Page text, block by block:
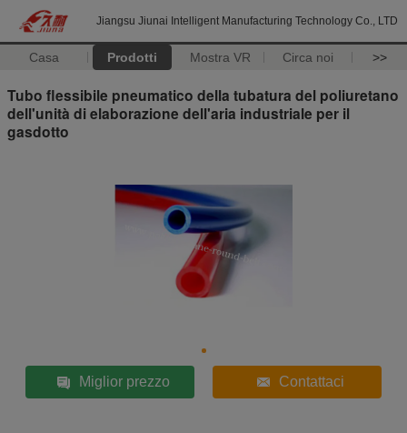
Jiangsu Jiunai Intelligent Manufacturing Technology Co., LTD
Casa Prodotti Mostra VR Circa noi >>
Tubo flessibile pneumatico della tubatura del poliuretano
dell'unità di elaborazione dell'aria industriale per il
gasdotto
Miglior prezzo Contattaci